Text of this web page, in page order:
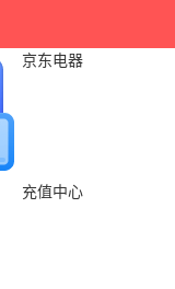
京东电器
充值中心